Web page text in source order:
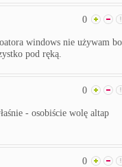
0
windows nie używam bo
pod ręką.
0
- osobiście wolę altap
0